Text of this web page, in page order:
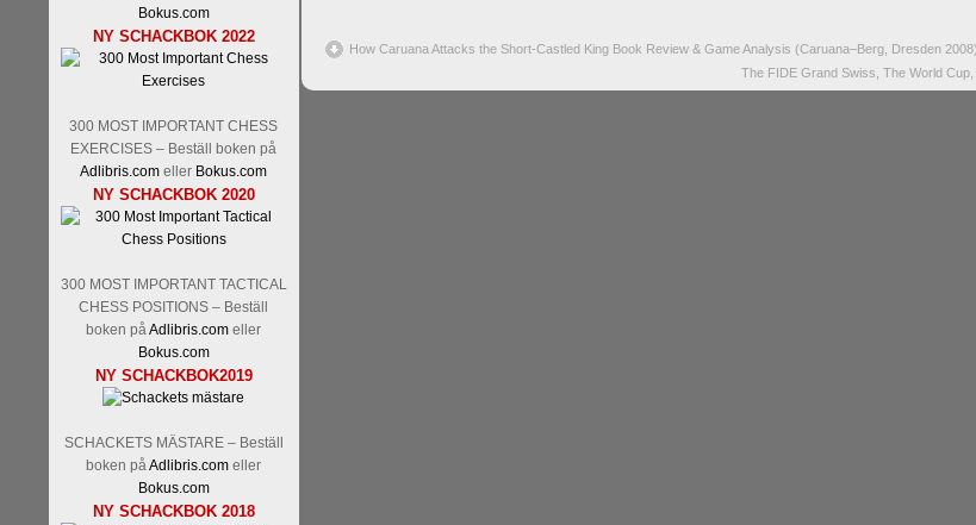
Bokus.com
NY SCHACKBOK 2022
300 MOST IMPORTANT CHESS
EXERCISES – Beställ boken på
Adlibris.com eller Bokus.com
NY SCHACKBOK 2020
300 MOST IMPORTANT TACTICAL
CHESS POSITIONS – Beställ
boken påAdlibris.com eller
Bokus.com
NY SCHACKBOK2019
SCHACKETS MÄSTARE – Beställ
boken påAdlibris.com eller
Bokus.com
NY SCHACKBOK 2018
How Caruana Attacks the Short-Castled King Book Review & Game Analysis (Caruana–Berg, Dresden 2008)
The FIDE Grand Swiss, The World